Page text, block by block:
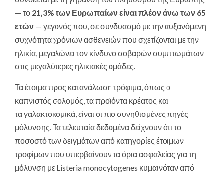
— το 21,3% των Ευρωπαίωνείναι πλέον άνω των 65
ετών — γεγονός που, σε συνδυασμό με την αυξανόμενη
συχνότητα χρόνιων ασθενειών που σχετίζονται με την
ηλικία, μεγαλώνει τον κίνδυνο σοβαρών συμπτωμάτων
στις μεγαλύτερες ηλικιακές ομάδες.
Τα έτοιμα προς κατανάλωση τρόφιμα, όπως ο
καπνιστός σολομός, τα προϊόντα κρέατος και
τα γαλακτοκομικά, είναι οι πιο συνηθισμένες πηγές
μόλυνσης. Τα τελευταία δεδομένα δείχνουν ότι το
ποσοστό των δειγμάτων από κατηγορίες έτοιμων
τροφίμων που υπερβαίνουν τα όρια ασφαλείας για τη
μόλυνση με Listeria monocytogenes κυμαινόταν από